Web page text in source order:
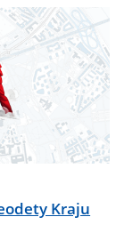
Kraju